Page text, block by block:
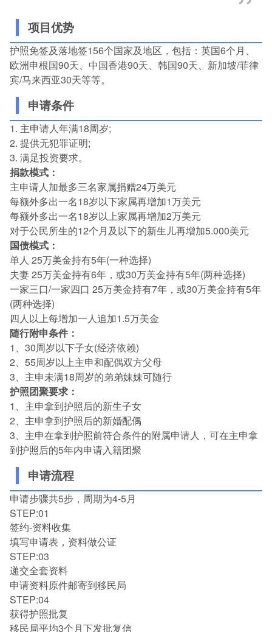
项目优势
护照免签及落地签156个国家及地区，包括：英国6个月、
欧洲申根国90天、中国香港90天、韩国90天、新加坡/菲律
宾/马来西亚30天等等。
申请条件
1. 主申请人年满18周岁;
2. 提供无犯罪证明;
3. 满足投资要求。
捐款模式：
主申请人加最多三名家属捐赠24万美元
每额外多出一名18岁以下家属再增加1万美元
每额外多出一名18岁以上家属再增加2万美元
对于公民所生的12个月及以下的新生儿再增加5.000美元
国债模式：
单人 25万美金持有5年(一种选择)
夫妻 25万美金持有6年，或30万美金持有5年(两种选择)
一家三口/一家四口 25万美金持有7年，或30万美金持有5年
(两种选择)
四人以上每增加一人追加1.5万美金
随行附申条件：
1、30周岁以下子女(经济依赖)
2、55周岁以上主申和配偶双方父母
3、主申未满18周岁的弟弟妹妹可随行
护照团聚要求：
1、主申拿到护照后的新生子女
2、主申拿到护照后的新婚配偶
3、主申在拿到护照前符合条件的附属申请人，可在主申拿
到护照后的5年内申请入籍团聚
申请流程
申请步骤共5步，周期为4-5月
STEP:01
签约-资料收集
填写申请表，资料做公证
STEP:03
递交全套资料
申请资料原件邮寄到移民局
STEP:04
获得护照批复
移民局平均3个月下发批复信